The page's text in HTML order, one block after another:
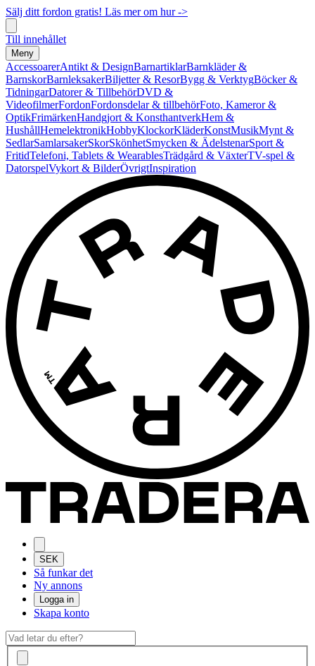
Sälj ditt fordon gratis! Läs mer om hur ->
Till innehållet
Meny
AccessoarerAntikt & DesignBarnartiklarBarnkläder &
BarnskorBarnleksakerBiljetter & ResorBygg & VerktygBöcker &
TidningarDatorer & TillbehörDVD &
VideofilmerFordonFordonsdelar & tillbehörFoto, Kameror &
OptikFrimärkenHandgjort & KonsthantverkHem &
HushållHemelektronikHobbyKlockorKläderKonstMusikMynt &
SedlarSamlarsakerSkorSkönhetSmycken & ÄdelstenarSport &
FritidTelefoni, Tablets & WearablesTrädgård & VäxterTV-spel &
DatorspelVykort & BilderÖvrigtInspiration
SEK
Så funkar det
Ny annons
Logga in
Skapa konto